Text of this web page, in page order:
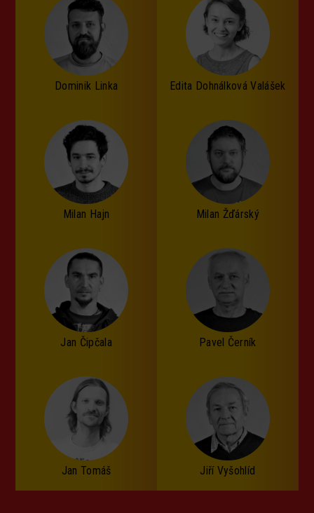
Dominik Linka Edita Dohnálková Valášek
Milan Hajn Milan Žďárský
Jan Čipčala Pavel Černík
Jan Tomáš Jiří Vyšohlíd